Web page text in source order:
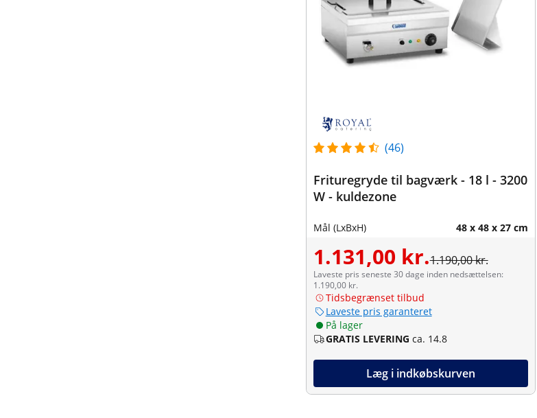
(46)
Frituregryde til bagværk - 18 l - 3200
W - kuldezone
Mål (LxBxH) 48 x 48 x 27 cm
1.131,00 kr.1.190,00 kr.
Laveste pris seneste 30 dage inden nedsættelsen:
1.190,00 kr.
Tidsbegrænset tilbud
Laveste pris garanteret
På lager
GRATIS LEVERING ca. 14.8
Læg i indkøbskurven